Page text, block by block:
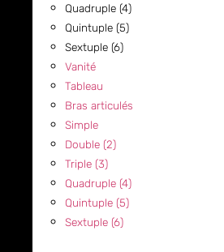
Quadruple (4)
Quintuple (5)
Sextuple (6)
Vanité
Tableau
Bras articulés
Simple
Double (2)
Triple (3)
Quadruple (4)
Quintuple (5)
Sextuple (6)